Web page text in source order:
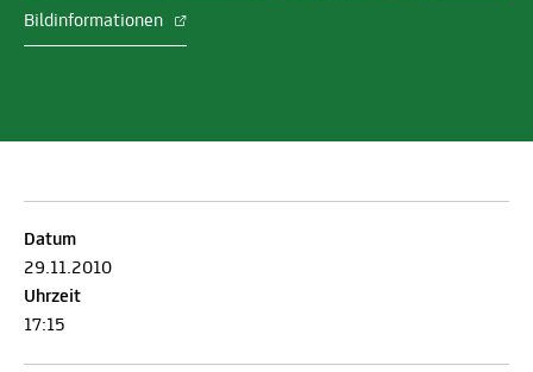
Bildinformationen
Datum
29.11.2010
Uhrzeit
17:15